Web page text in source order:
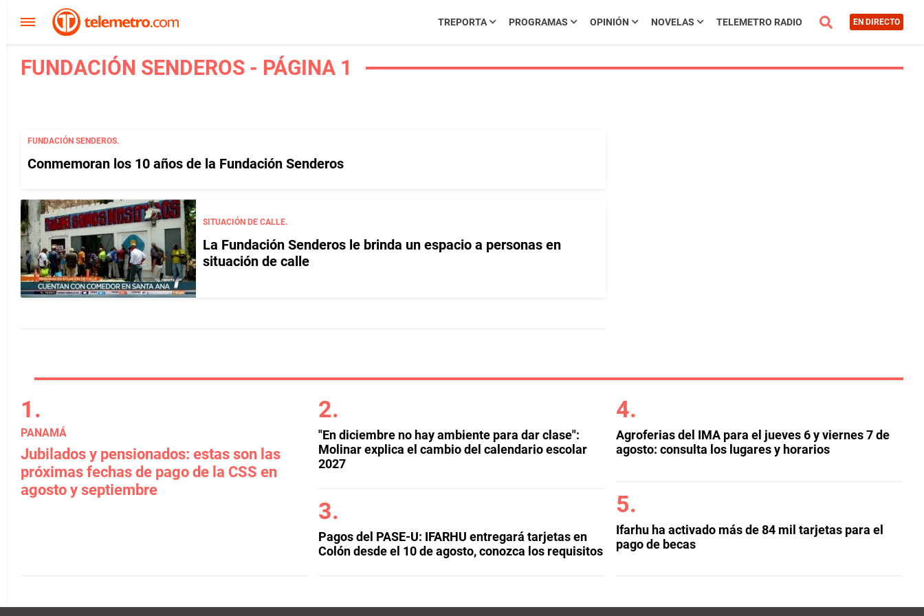
TREPORTA PROGRAMAS OPINIÓN NOVELAS TELEMETRO RADIO EN DIRECTO
FUNDACIÓN SENDEROS - PÁGINA 1
FUNDACIÓN SENDEROS.
Conmemoran los 10 años de la Fundación Senderos
SITUACIÓN DE CALLE.
La Fundación Senderos le brinda un espacio a personas en
situación de calle
PANAMÁ
Jubilados y pensionados: estas son las
próximas fechas de pago de la CSS en
agosto y septiembre
"En diciembre no hay ambiente para dar clase":
Molinar explica el cambio del calendario escolar
2027
Pagos del PASE-U: IFARHU entregará tarjetas en
Colón desde el 10 de agosto, conozca los requisitos
Agroferias del IMA para el jueves 6 y viernes 7 de
agosto: consulta los lugares y horarios
Ifarhu ha activado más de 84 mil tarjetas para el
pago de becas